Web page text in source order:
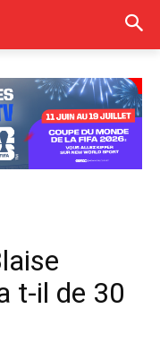
t-il de 30